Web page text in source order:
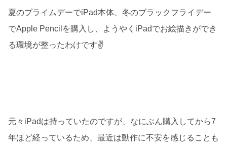
夏のプライムデーでiPad本体、冬のブラックフライデー
でApple Pencilを購入し、ようやくiPadでお絵描きができ
る環境が整ったわけです✌️
元々iPadは持っていたのですが、なにぶん購入してから7
年ほど経っているため、最近は動作に不安を感じることも